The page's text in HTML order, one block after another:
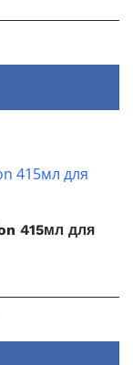
415мл для